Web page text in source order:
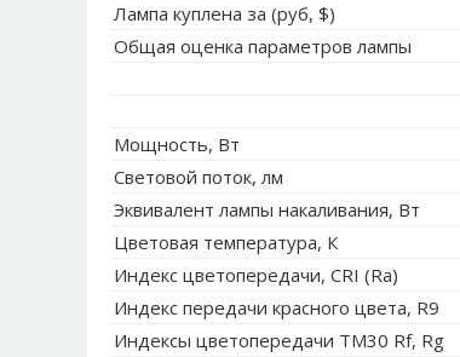
Лампа куплена за (руб, $)
Общая оценка параметров лампы
Мощность, Вт
Световой поток, лм
Эквивалент лампы накаливания, Вт
Цветовая температура, К
Индекс цветопередачи, CRI (Ra)
Индекс передачи красного цвета, R9
Индексы цветопередачи TM30 Rf, Rg